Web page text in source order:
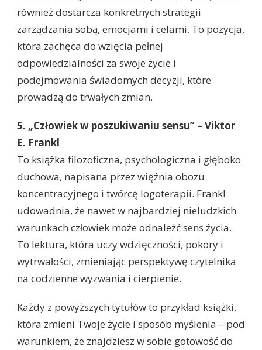
również dostarcza konkretnych strategii
zarządzania sobą, emocjami i celami. To pozycja,
która zachęca do wzięcia pełnej
odpowiedzialności za swoje życie i
podejmowania świadomych decyzji, które
prowadzą do trwałych zmian.
5. „Człowiek w poszukiwaniu sensu” – Viktor
E. Frankl
To książka filozoficzna, psychologiczna i głęboko
duchowa, napisana przez więźnia obozu
koncentracyjnego i twórcę logoterapii. Frankl
udowadnia, że nawet w najbardziej nieludzkich
warunkach człowiek może odnaleźć sens życia.
To lektura, która uczy wdzięczności, pokory i
wytrwałości, zmieniając perspektywę czytelnika
na codzienne wyzwania i cierpienie.
Każdy z powyższych tytułów to przykład książki,
która zmieni Twoje życie i sposób myślenia – pod
warunkiem, że znajdziesz w sobie gotowość do